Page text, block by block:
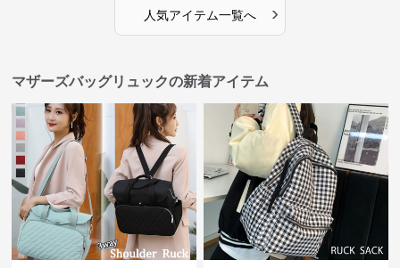
人気アイテム一覧へ ›
マザーズバッグリュックの新着アイテム